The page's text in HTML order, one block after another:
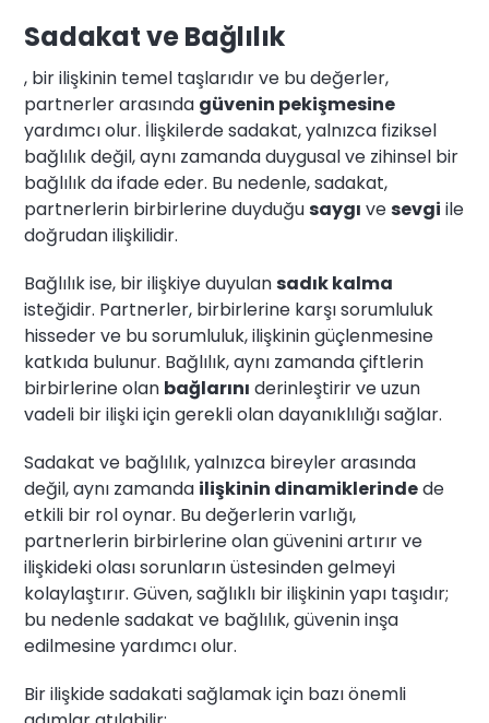
Sadakat ve Bağlılık
, bir ilişkinin temel taşlarıdır ve bu değerler,
partnerler arasında güvenin pekişmesine
yardımcı olur. İlişkilerde sadakat, yalnızca fiziksel
bağlılık değil, aynı zamanda duygusal ve zihinsel bir
bağlılık da ifade eder. Bu nedenle, sadakat,
partnerlerin birbirlerine duyduğusaygı vesevgi ile
doğrudan ilişkilidir.
Bağlılık ise, bir ilişkiye duyulansadık kalma
isteğidir. Partnerler, birbirlerine karşı sorumluluk
hisseder ve bu sorumluluk, ilişkinin güçlenmesine
katkıda bulunur. Bağlılık, aynı zamanda çiftlerin
birbirlerine olan bağlarını derinleştirir ve uzun
vadeli bir ilişki için gerekli olan dayanıklılığı sağlar.
Sadakat ve bağlılık, yalnızca bireyler arasında
değil, aynı zamanda ilişkinin dinamiklerindede
etkili bir rol oynar. Bu değerlerin varlığı,
partnerlerin birbirlerine olan güvenini artırır ve
ilişkideki olası sorunların üstesinden gelmeyi
kolaylaştırır. Güven, sağlıklı bir ilişkinin yapı taşıdır;
bu nedenle sadakat ve bağlılık, güvenin inşa
edilmesine yardımcı olur.
Bir ilişkide sadakati sağlamak için bazı önemli